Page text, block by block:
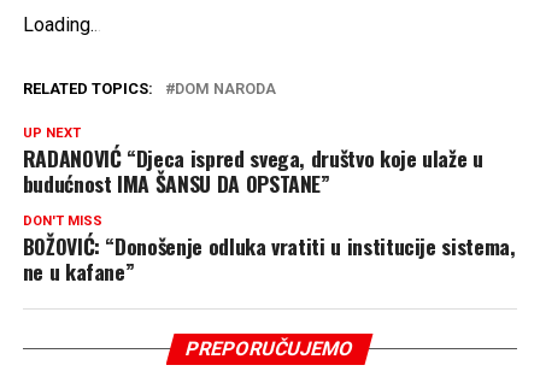
Loading...
RELATED TOPICS: DOM NARODA
UP NEXT
RADANOVIĆ “Djeca ispred svega, društvo koje ulaže u
budućnost IMA ŠANSU DA OPSTANE”
DON'T MISS
BOŽOVIĆ: “Donošenje odluka vratiti u institucije sistema,
ne u kafane”
PREPORUČUJEMO